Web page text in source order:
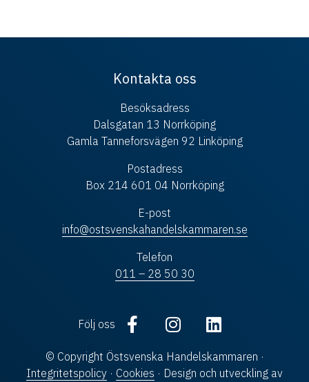
Kontakta oss
Besöksadress
Dalsgatan 13 Norrköping
Gamla Tanneforsvägen 92 Linköping
Postadress
Box 214 601 04 Norrköping
E-post
info@ostsvenskahandelskammaren.se
Telefon
011 – 28 50 30
Följ oss
© Copyright Östsvenska Handelskammaren ·
Integritetspolicy · Cookies · Design och utveckling av